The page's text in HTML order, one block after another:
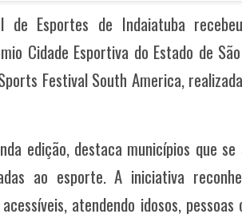
de Esportes de Indaiatuba
Cidade Esportiva do Estado de
Festival South America,
edição, destaca municípios que
ao esporte. A iniciativa
atendendo idosos,